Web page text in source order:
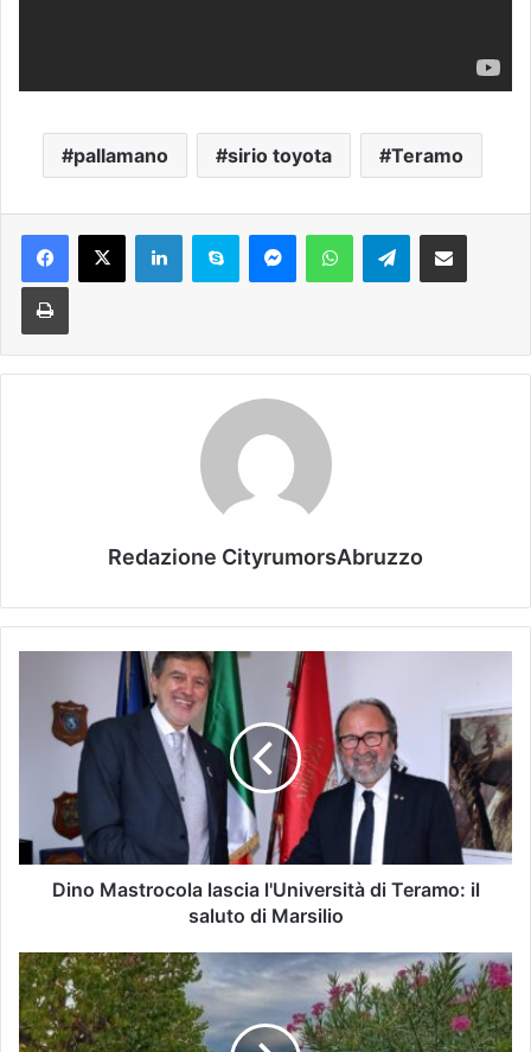
pallamano sirio toyota Teramo
Telegram
Redazione CityrumorsAbruzzo
Dino Mastrocola lascia l'Università di Teramo: il
saluto di Marsilio